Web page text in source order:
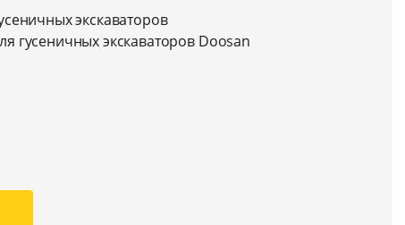
экскаваторов
гусеничных экскаваторов Doosan